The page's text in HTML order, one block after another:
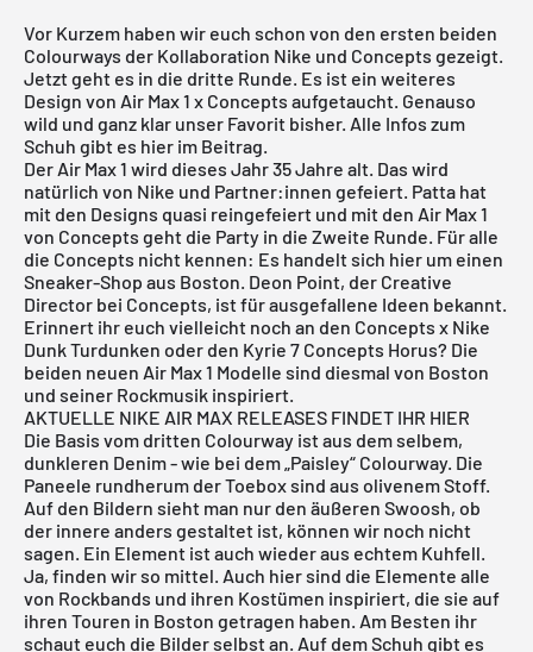
Vor Kurzem haben wir euch schon von den ersten beiden
Colourways der Kollaboration Nike und Concepts gezeigt.
Jetzt geht es in die dritte Runde. Es ist ein weiteres
Design von Air Max 1 x Concepts aufgetaucht. Genauso
wild und ganz klar unser Favorit bisher. Alle Infos zum
Schuh gibt es hier im Beitrag.
Der Air Max 1 wird dieses Jahr 35 Jahre alt. Das wird
natürlich von Nike und Partner:innen gefeiert. Patta hat
mit den Designs quasi reingefeiert und mit den Air Max 1
von Concepts geht die Party in die Zweite Runde. Für alle
die Concepts nicht kennen: Es handelt sich hier um einen
Sneaker-Shop aus Boston. Deon Point, der Creative
Director bei Concepts, ist für ausgefallene Ideen bekannt.
Erinnert ihr euch vielleicht noch an den Concepts x Nike
Dunk Turdunken oder den Kyrie 7 Concepts Horus? Die
beiden neuen Air Max1 Modelle sind diesmal von Boston
und seiner Rockmusik inspiriert.
AKTUELLE NIKE AIR MAX RELEASES FINDET IHR HIER
Die Basis vom dritten Colourway ist aus dem selbem,
dunkleren Denim - wie bei dem „Paisley“ Colourway. Die
Paneele rundherum der Toebox sind aus olivenem Stoff.
Auf den Bildern sieht man nur den äußeren Swoosh, ob
der innere anders gestaltet ist, können wir noch nicht
sagen. Ein Element ist auch wieder aus echtem Kuhfell.
Ja, finden wir so mittel. Auch hier sind die Elemente alle
von Rockbands und ihren Kostümen inspiriert, die sie auf
ihren Touren in Boston getragen haben. Am Besten ihr
schaut euch die Bilder selbst an. Auf dem Schuh gibt es